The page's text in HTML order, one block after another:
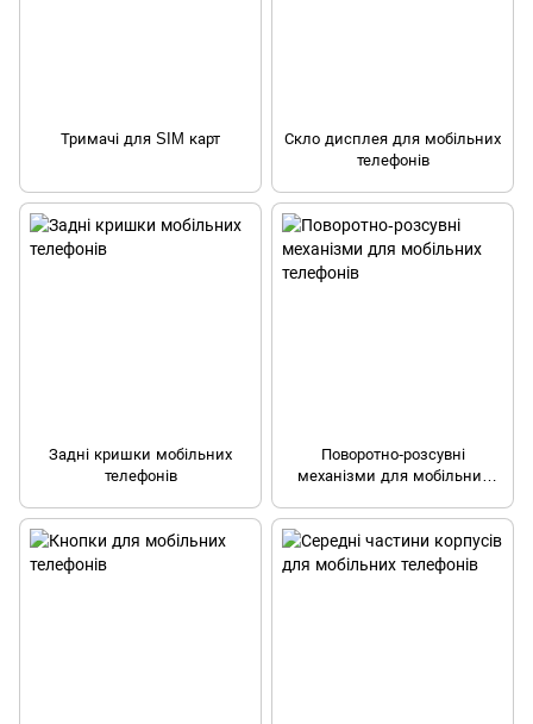
Тримачі для SIM карт
Скло дисплея для мобільних
телефонів
Задні кришки мобільних
телефонів
Поворотно-розсувні
механізми для мобільних